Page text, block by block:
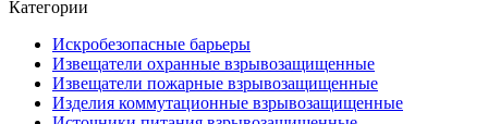
Категории
Искробезопасные барьеры
Извещатели охранные взрывозащищенные
Извещатели пожарные взрывозащищенные
Изделия коммутационные взрывозащищенные